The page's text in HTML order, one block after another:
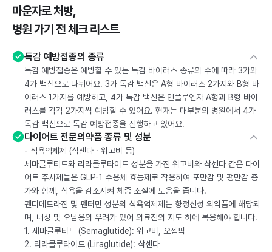
마운자로 처방,
병원 가기 전 체크 리스트
독감 예방접종의 종류
독감 예방접종은 예방할 수 있는 독감 바이러스 종류의 수에 따라 3가와
4가 백신으로 나뉘어요. 3가 독감 백신은 A형 바이러스 2가지와 B형 바
이러스 1가지를 예방하고, 4가 독감 백신은 인플루엔자 A형과 B형 바이
러스를 각각 2가지씩 예방할 수 있어요. 현재는 대부분의 병원에서 4가
독감 백신으로 독감 예방접종을 진행하고 있어요.
다이어트 전문의약품 종류 및 성분
- 식욕억제제 (삭센다 · 위고비 등)
세마글루티드와 리라클루타이드 성분을 가진 위고비와 삭센다 같은 다이
어트 주사제들은 GLP-1 수용체 효능제로 작용하여 포만감 및 팽만감 증
가와 함께, 식욕을 감소시켜 체중 조절에 도움을 줍니다.
펜디메트라진 및 펜터민 성분의 식욕억제제는 향정신성 의약품에 해당되
며, 내성 및 오남용의 우려가 있어 의료진의 지도 하에 복용해야 합니다.
1. 세마글루티드 (Semaglutide): 위고비, 오젬픽
2. 리라클루타이드 (Liraglutide): 삭센다